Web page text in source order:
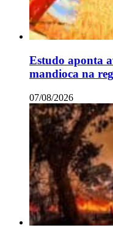
Estudo aponta
mandioca na
07/08/2026